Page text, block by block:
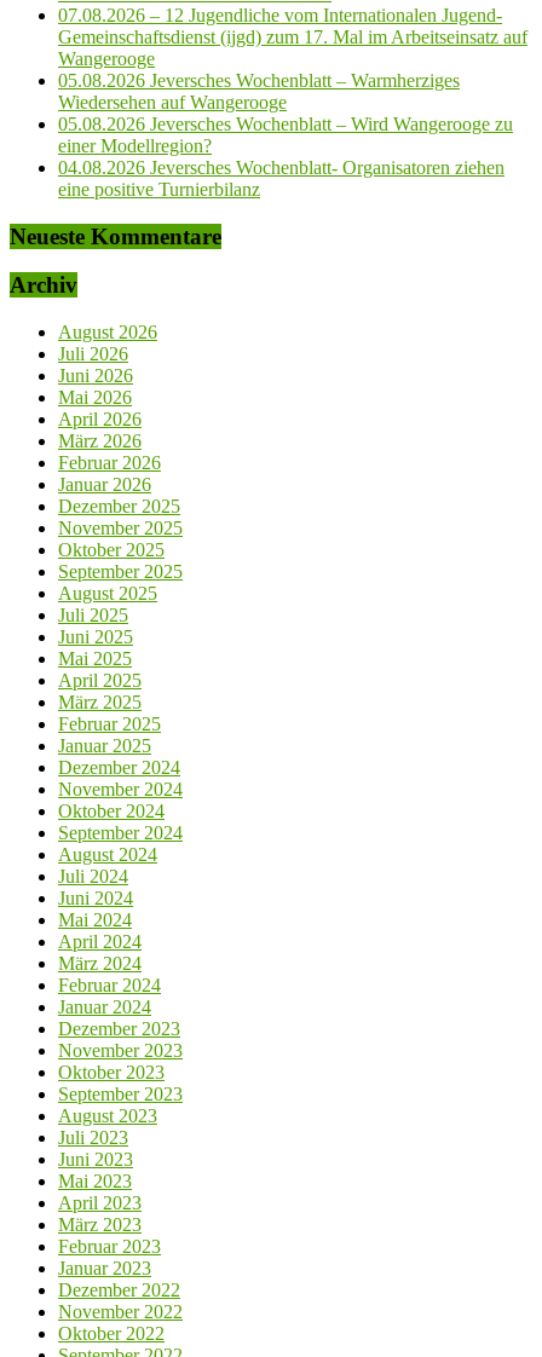
07.08.2026 – 12 Jugendliche vom Internationalen Jugend-
Gemeinschaftsdienst (ijgd) zum 17. Mal im Arbeitseinsatz auf
Wangerooge
05.08.2026 Jeversches Wochenblatt – Warmherziges
Wiedersehen auf Wangerooge
05.08.2026 Jeversches Wochenblatt – Wird Wangerooge zu
einer Modellregion?
04.08.2026 Jeversches Wochenblatt- Organisatoren ziehen
eine positive Turnierbilanz
Neueste Kommentare
Archiv
August 2026
Juli 2026
Juni 2026
Mai 2026
April 2026
März 2026
Februar 2026
Januar 2026
Dezember 2025
November 2025
Oktober 2025
September 2025
August 2025
Juli 2025
Juni 2025
Mai 2025
April 2025
März 2025
Februar 2025
Januar 2025
Dezember 2024
November 2024
Oktober 2024
September 2024
August 2024
Juli 2024
Juni 2024
Mai 2024
April 2024
März 2024
Februar 2024
Januar 2024
Dezember 2023
November 2023
Oktober 2023
September 2023
August 2023
Juli 2023
Juni 2023
Mai 2023
April 2023
März 2023
Februar 2023
Januar 2023
Dezember 2022
November 2022
Oktober 2022